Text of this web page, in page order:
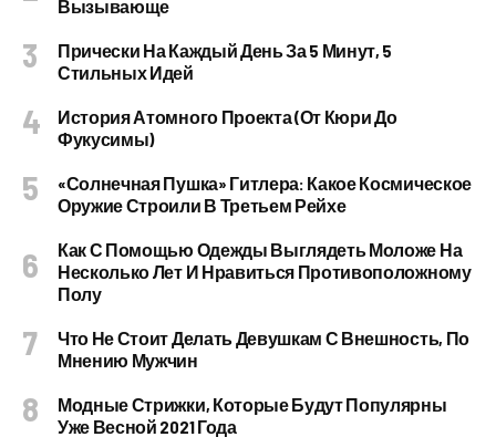
Вызывающе
Прически На Каждый День За 5 Минут, 5
Стильных Идей
История Атомного Проекта (от Кюри До
Фукусимы)
«Солнечная Пушка» Гитлера: Какое Космическое
Оружие Строили В Третьем Рейхе
Как С Помощью Одежды Выглядеть Моложе На
Несколько Лет И Нравиться Противоположному
Полу
Что Не Стоит Делать Девушкам С Внешность, По
Мнению Мужчин
Модные Стрижки, Которые Будут Популярны
Уже Весной 2021 Года